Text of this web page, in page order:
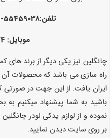
تلفن:55459038-021 | 55459022-021
موبایل: 09126883974
چانگلین نیز یکی دیگر از برند
راه سازی می باشد که محصولات آن
ایران یافت. از این جهت در صورتی
باشید به شما پیشنهاد میکنیم
نموده و از لوازم یدکی لودر
بر روی سایت دیدن نمایید.